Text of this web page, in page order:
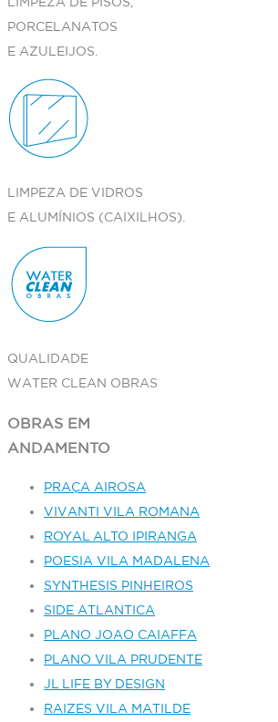
PORCELANATOS
E AZULEIJOS.
LIMPEZA DE VIDROS
E ALUMÍNIOS (CAIXILHOS).
QUALIDADE
WATER CLEAN OBRAS
OBRAS EM
ANDAMENTO
PRAÇA AIROSA
VIVANTI VILA ROMANA
ROYAL ALTO IPIRANGA
POESIA VILA MADALENA
SYNTHESIS PINHEIROS
SIDE ATLANTICA
PLANO JOAO CAIAFFA
PLANO VILA PRUDENTE
JL LIFE BY DESIGN
RAIZES VILA MATILDE